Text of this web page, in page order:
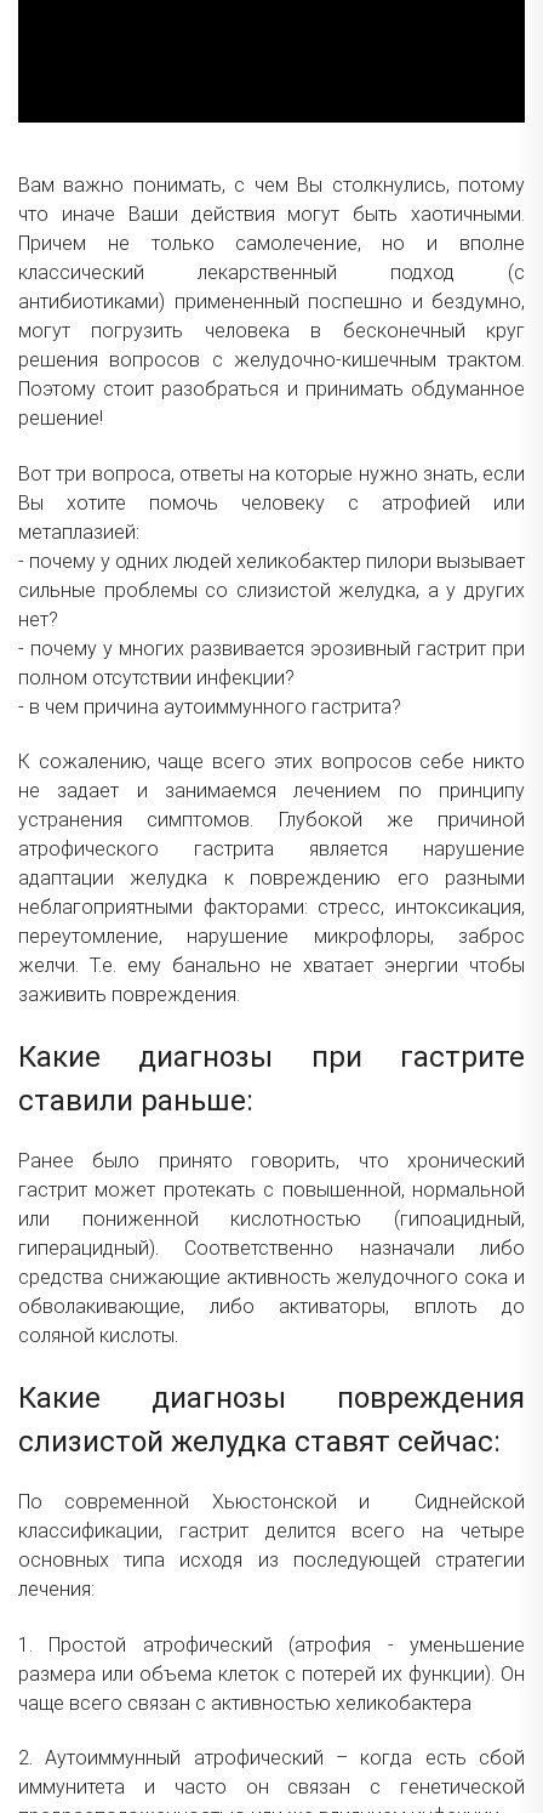
Вам важно понимать, с чем Вы столкнулись, потому
что иначе Ваши действия могут быть хаотичными.
Причем не только самолечение, но и вполне
классический лекарственный подход (с
антибиотиками) примененный поспешно и бездумно,
могут погрузить человека в бесконечный круг
решения вопросов с желудочно-кишечным трактом.
Поэтому стоит разобраться и принимать обдуманное
решение!
Вот три вопроса, ответы на которые нужно знать, если
Вы хотите помочь человеку с атрофией или
метаплазией:
- почему у одних людей хеликобактер пилори вызывает
сильные проблемы со слизистой желудка, а у других
нет?
- почему у многих развивается эрозивный гастрит при
полном отсутствии инфекции?
- в чем причина аутоиммунного гастрита?
К сожалению, чаще всего этих вопросов себе никто
не задает и занимаемся лечением по принципу
устранения симптомов. Глубокой же причиной
атрофического гастрита является нарушение
адаптации желудка к повреждению его разными
неблагоприятными факторами: стресс, интоксикация,
переутомление, нарушение микрофлоры, заброс
желчи. Т.е. ему банально не хватает энергии чтобы
заживить повреждения.
Какие диагнозы при гастрите
ставили раньше:
Ранее было принято говорить, что хронический
гастрит может протекать с повышенной, нормальной
или пониженной кислотностью (гипоацидный,
гиперацидный). Соответственно назначали либо
средства снижающие активность желудочного сока и
обволакивающие, либо активаторы, вплоть до
соляной кислоты.
Какие диагнозы повреждения
слизистой желудка ставят сейчас:
По современной Хьюстонской и Сиднейской
классификации, гастрит делится всего на четыре
основных типа исходя из последующей стратегии
лечения:
1. Простой атрофический (атрофия - уменьшение
размера или объема клеток с потерей их функции). Он
чаще всего связан с активностью хеликобактера
2. Аутоиммунный атрофический – когда есть сбой
иммунитета и часто он связан с генетической